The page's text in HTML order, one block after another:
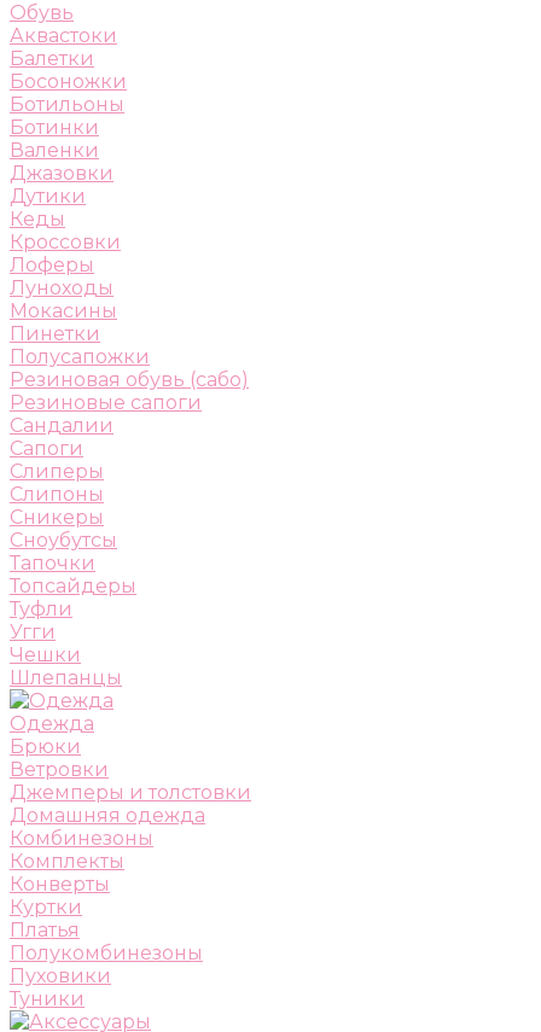
Обувь
Аквастоки
Балетки
Босоножки
Ботильоны
Ботинки
Валенки
Джазовки
Дутики
Кеды
Кроссовки
Лоферы
Луноходы
Мокасины
Пинетки
Полусапожки
Резиновая обувь (сабо)
Резиновые сапоги
Сандалии
Сапоги
Слиперы
Слипоны
Сникеры
Сноубутсы
Тапочки
Топсайдеры
Туфли
Угги
Чешки
Шлепанцы
Одежда
Брюки
Ветровки
Джемперы и толстовки
Домашняя одежда
Комбинезоны
Комплекты
Конверты
Куртки
Платья
Полукомбинезоны
Пуховики
Туники